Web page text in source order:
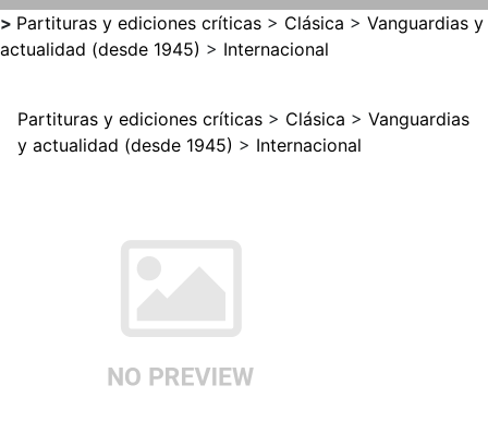
> Partituras y ediciones críticas > Clásica > Vanguardias y
actualidad (desde 1945) > Internacional
Partituras y ediciones críticas > Clásica > Vanguardias
y actualidad (desde 1945) > Internacional